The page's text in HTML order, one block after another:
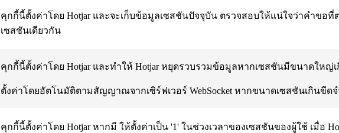
คุกกี้นี้ตั้งค่าโดย Hotjar และจะเก็บข้อมูลเซสชันปัจจุบัน ตรวจสอบให้แน่ใจว่าคำขอ
เซสชันเดียวกัน
คุกกี้นี้ตั้งค่าโดย Hotjar และทำให้ Hotjar หยุดรวบรวมข้อมูลหากเซสชันมีขนาดใหญ่เ
ตั้งค่าโดยอัตโนมัติตามสัญญาณจากเซิร์ฟเวอร์ WebSocket หากขนาดเซสชันเกินขีด
คุกกี้นี้ตั้งค่าโดย Hotjar หากมี ให้ตั้งค่าเป็น '1' ในช่วงเวลาของเซสชันของผู้ใช้ เมื่อ